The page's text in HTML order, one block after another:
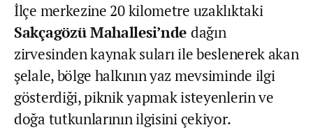
İlçe merkezine 20 kilometre uzaklıktaki
Sakçagözü Mahallesi’nde dağın
zirvesinden kaynak suları ile beslenerek akan
şelale, bölge halkının yaz mevsiminde ilgi
gösterdiği, piknik yapmak isteyenlerin ve
doğa tutkunlarının ilgisini çekiyor.